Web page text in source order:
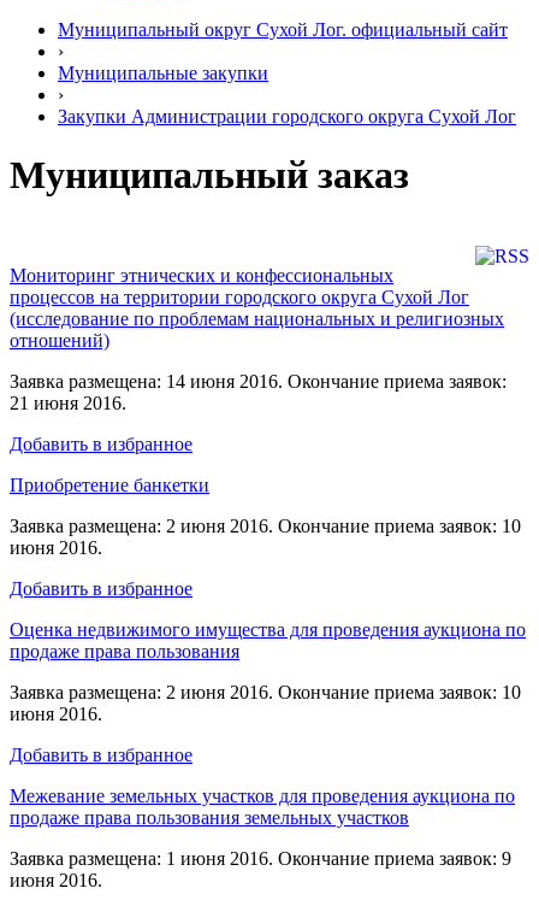
Муниципальный округ Сухой Лог. официальный сайт
›
Муниципальные закупки
›
Закупки Администрации городского округа Сухой Лог
Муниципальный заказ
Мониторинг этнических и конфессиональных
процессов на территории городского округа Сухой Лог
(исследование по проблемам национальных и религиозных
отношений)
Заявка размещена: 14 июня 2016. Окончание приема заявок:
21 июня 2016.
Добавить в избранное
Приобретение банкетки
Заявка размещена: 2 июня 2016. Окончание приема заявок: 10
июня 2016.
Добавить в избранное
Оценка недвижимого имущества для проведения аукциона по
продаже права пользования
Заявка размещена: 2 июня 2016. Окончание приема заявок: 10
июня 2016.
Добавить в избранное
Межевание земельных участков для проведения аукциона по
продаже права пользования земельных участков
Заявка размещена: 1 июня 2016. Окончание приема заявок: 9
июня 2016.